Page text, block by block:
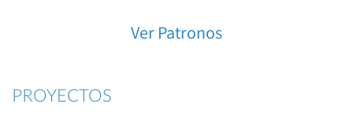
Ver Patronos
PROYECTOS